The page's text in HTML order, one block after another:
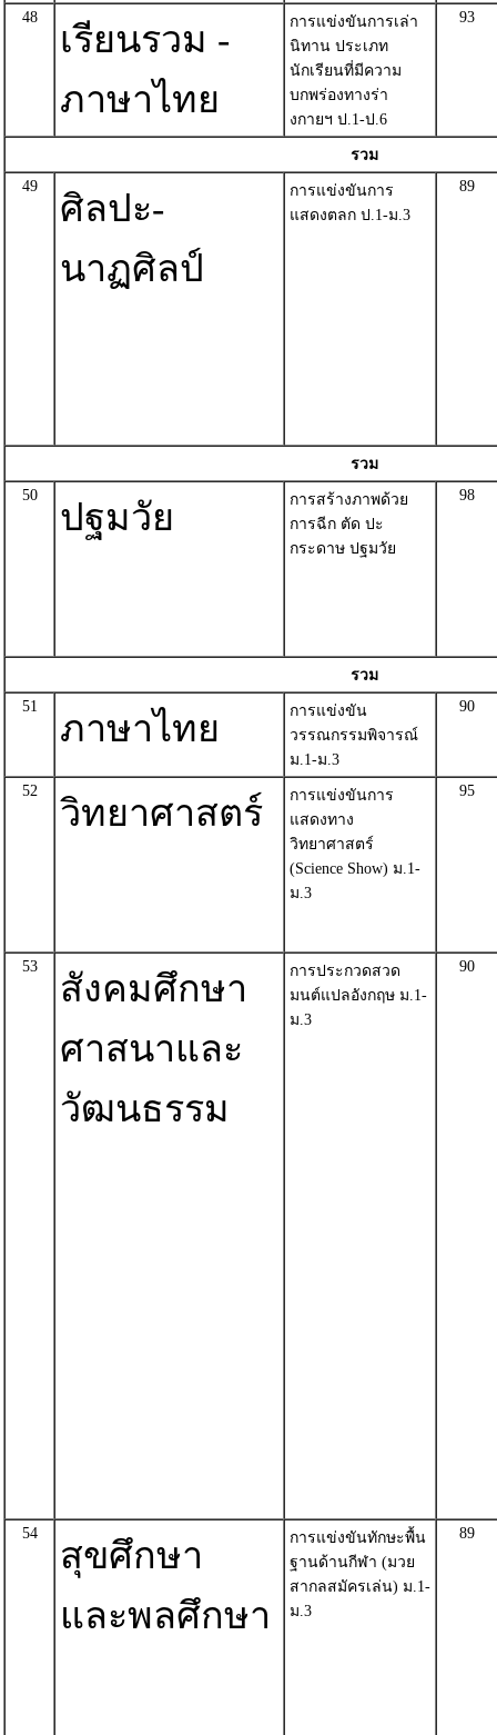
48
เรียนรวม -
ภาษาไทย
การแข่งขันการเล่า
นิทาน ประเภท
นักเรียนที่มีความ
บกพร่องทางร่า
งกายฯ ป.1-ป.6
93
รวม
49
ศิลปะ-
นาฏศิลป์
การแข่งขันการ
แสดงตลก ป.1-ม.3
89
รวม
50
ปฐมวัย
การสร้างภาพด้วย
การฉีก ตัด ปะ
กระดาษ ปฐมวัย
98
รวม
51
ภาษาไทย
การแข่งขัน
วรรณกรรมพิจารณ์
ม.1-ม.3
90
52
วิทยาศาสตร์
การแข่งขันการ
แสดงทาง
วิทยาศาสตร์
(Science Show) ม.1-
ม.3
95
53
สังคมศึกษา
ศาสนาและ
วัฒนธรรม
การประกวดสวด
มนต์แปลอังกฤษ ม.1-
ม.3
90
54
สุขศึกษา
และพลศึกษา
การแข่งขันทักษะพื้น
ฐานด้านกีฬา (มวย
สากลสมัครเล่น) ม.1-
ม.3
89